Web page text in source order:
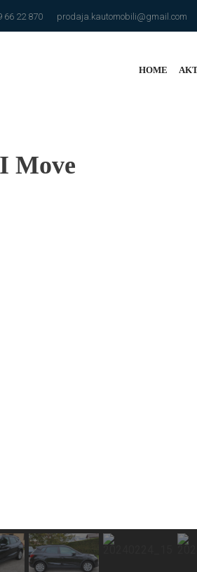
66 22 870 prodaja.kautomobili@gmail.com
HOME
Move